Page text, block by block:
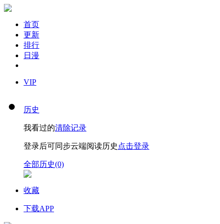
首页
更新
排行
日漫
VIP
历史
我看过的清除记录
登录后可同步云端阅读历史 点击登录
全部历史(0)
收藏
下载APP